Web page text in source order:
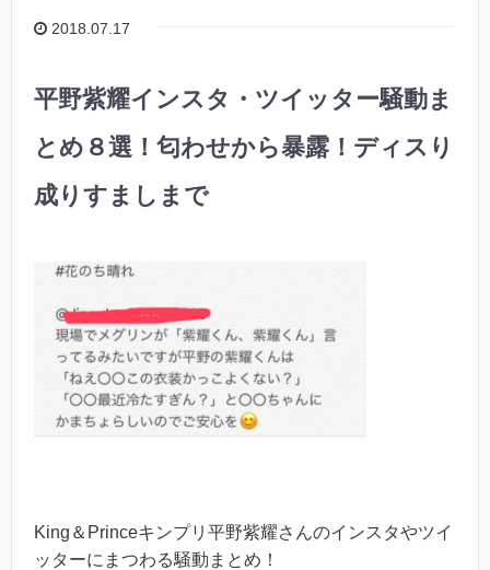
2018.07.17
平野紫耀インスタ・ツイッター騒動ま
とめ８選！匂わせから暴露！ディスり
成りすましまで
King＆Princeキンプリ平野紫耀さんのインスタやツイ
ッターにまつわる騒動まとめ！